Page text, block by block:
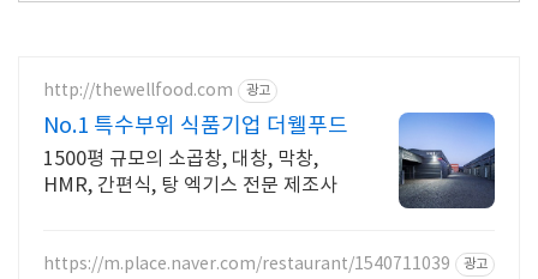
http://thewellfood.com 광고
No.1 특수부위 식품기업 더웰푸드
1500평 규모의 소곱창, 대창, 막창,
HMR, 간편식, 탕 엑기스 전문 제조사
https://m.place.naver.com/restaurant/1540711039 광고